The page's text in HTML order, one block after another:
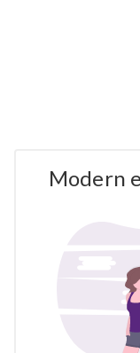
Modern